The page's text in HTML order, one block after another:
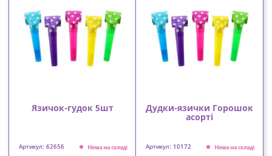
Язичок-гудок 5шт
Артикул: 62656 Нема на складі
Дудки-язички Горошок
асорті
Артикул: 10172 Нема на складі